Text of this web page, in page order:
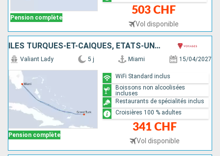
Pension complète
503 CHF
Vol disponible
ÎLES TURQUES-ET-CAÏQUES, ÉTATS-UNIS
Pension complète
Valiant Lady 5 j Miami 15/04/2027
341 CHF
Vol disponible
WiFi Standard inclus
Boissons non alcoolisées
incluses
Restaurants de spécialités inclus
Croisières 100 % adultes